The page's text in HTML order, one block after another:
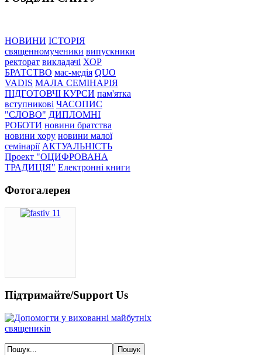
НОВИНИ ІСТОРІЯ
священномученики випускники
ректорат викладачі ХОР
БРАТСТВО мас-медія QUO
VADIS МАЛА СЕМІНАРІЯ
ПІДГОТОВЧІ КУРСИ пам'ятка
вступникові ЧАСОПИС
"СЛОВО" ДИПЛОМНІ
РОБОТИ новини братства
новини хору новини малої
семінарії АКТУАЛЬНІСТЬ
Проект "ОЦИФРОВАНА
ТРАДИЦІЯ" Електронні книги
Фотогалерея
Підтримайте/Support Us